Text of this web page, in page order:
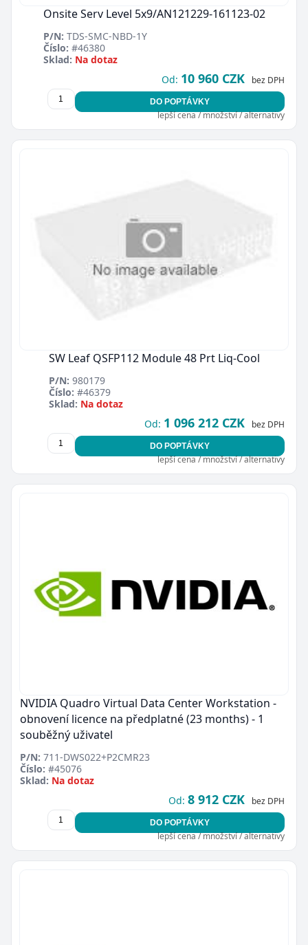
Onsite Serv Level 5x9/AN121229-161123-02
P/N: TDS-SMC-NBD-1Y
Číslo: #46380
Sklad: Na dotaz
Od: 10 960 CZK bez DPH
DO POPTÁVKY
lepší cena / množství / alternativy
SW Leaf QSFP112 Module 48 Prt Liq-Cool
P/N: 980179
Číslo: #46379
Sklad: Na dotaz
Od: 1 096 212 CZK bez DPH
DO POPTÁVKY
lepší cena / množství / alternativy
NVIDIA Quadro Virtual Data Center Workstation -
obnovení licence na předplatné (23 months) - 1
souběžný uživatel
P/N: 711-DWS022+P2CMR23
Číslo: #45076
Sklad: Na dotaz
Od: 8 912 CZK bez DPH
DO POPTÁVKY
lepší cena / množství / alternativy